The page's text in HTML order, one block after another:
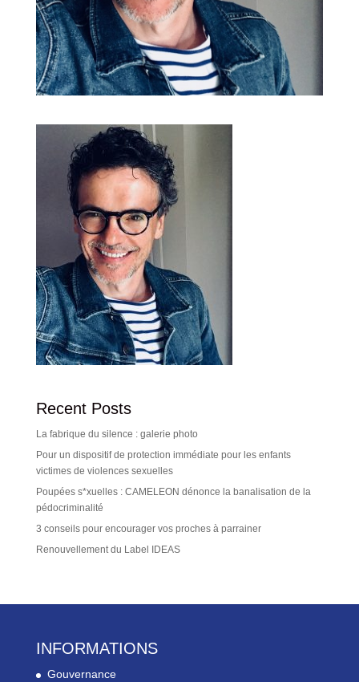
Recent Posts
La fabrique du silence : galerie photo
Pour un dispositif de protection immédiate pour les enfants
victimes de violences sexuelles
Poupées s*xuelles : CAMELEON dénonce la banalisation de la
pédocriminalité
3 conseils pour encourager vos proches à parrainer
Renouvellement du Label IDEAS
INFORMATIONS
Gouvernance